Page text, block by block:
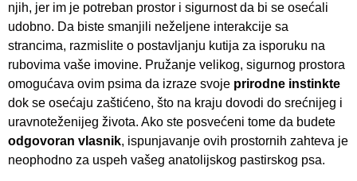
njih, jer im je potreban prostor i sigurnost da bi se osećali
udobno. Da biste smanjili neželjene interakcije sa
strancima, razmislite o postavljanju kutija za isporuku na
rubovima vaše imovine. Pružanje velikog, sigurnog prostora
omogućava ovim psima da izraze svoje prirodne instinkte
dok se osećaju zaštićeno, što na kraju dovodi do srećnijeg i
uravnoteženijeg života. Ako ste posvećeni tome da budete
odgovoran vlasnik, ispunjavanje ovih prostornih zahteva je
neophodno za uspeh vašeg anatolijskog pastirskog psa.